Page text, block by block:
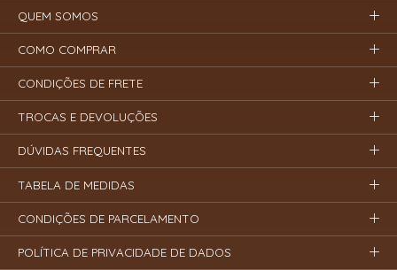
QUEM SOMOS
COMO COMPRAR
CONDIÇÕES DE FRETE
TROCAS E DEVOLUÇÕES
DÚVIDAS FREQUENTES
TABELA DE MEDIDAS
CONDIÇÕES DE PARCELAMENTO
POLÍTICA DE PRIVACIDADE DE DADOS